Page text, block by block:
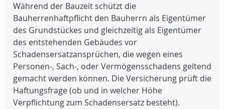
Während der Bauzeit schützt die
Bauherrenhaftpflicht den Bauherrn als Eigentümer
des Grundstückes und gleichzeitig als Eigentümer
des entstehenden Gebäudes vor
Schadensersatzansprüchen, die wegen eines
Personen-, Sach-, oder Vermögensschadens geltend
gemacht werden können. Die Versicherung prüft die
Haftungsfrage (ob und in welcher Höhe
Verpflichtung zum Schadensersatz besteht).